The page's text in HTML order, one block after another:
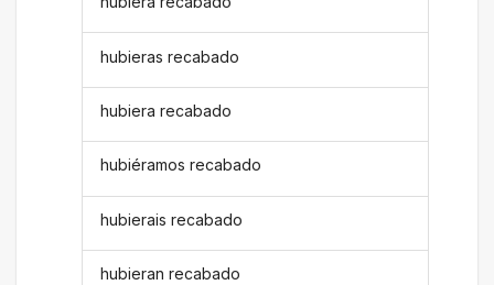
hubieras recabado
hubiera recabado
hubiéramos recabado
hubierais recabado
hubieran recabado